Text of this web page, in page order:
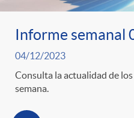
Informe semanal
04/12/2023
Consulta la actualidad de
semana.